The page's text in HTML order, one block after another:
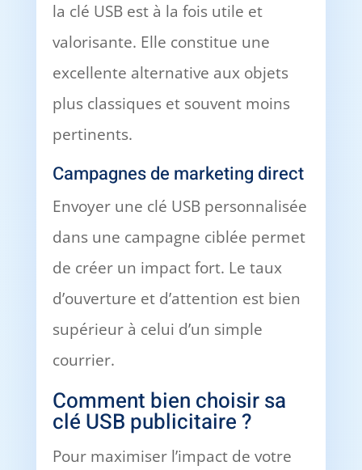
la clé USB est à la fois utile et
valorisante. Elle constitue une
excellente alternative aux objets
plus classiques et souvent moins
pertinents.
Campagnes de marketing direct
Envoyer une clé USB personnalisée
dans une campagne ciblée permet
de créer un impact fort. Le taux
d’ouverture et d’attention est bien
supérieur à celui d’un simple
courrier.
Comment bien choisir sa
clé USB publicitaire ?
Pour maximiser l’impact de votre